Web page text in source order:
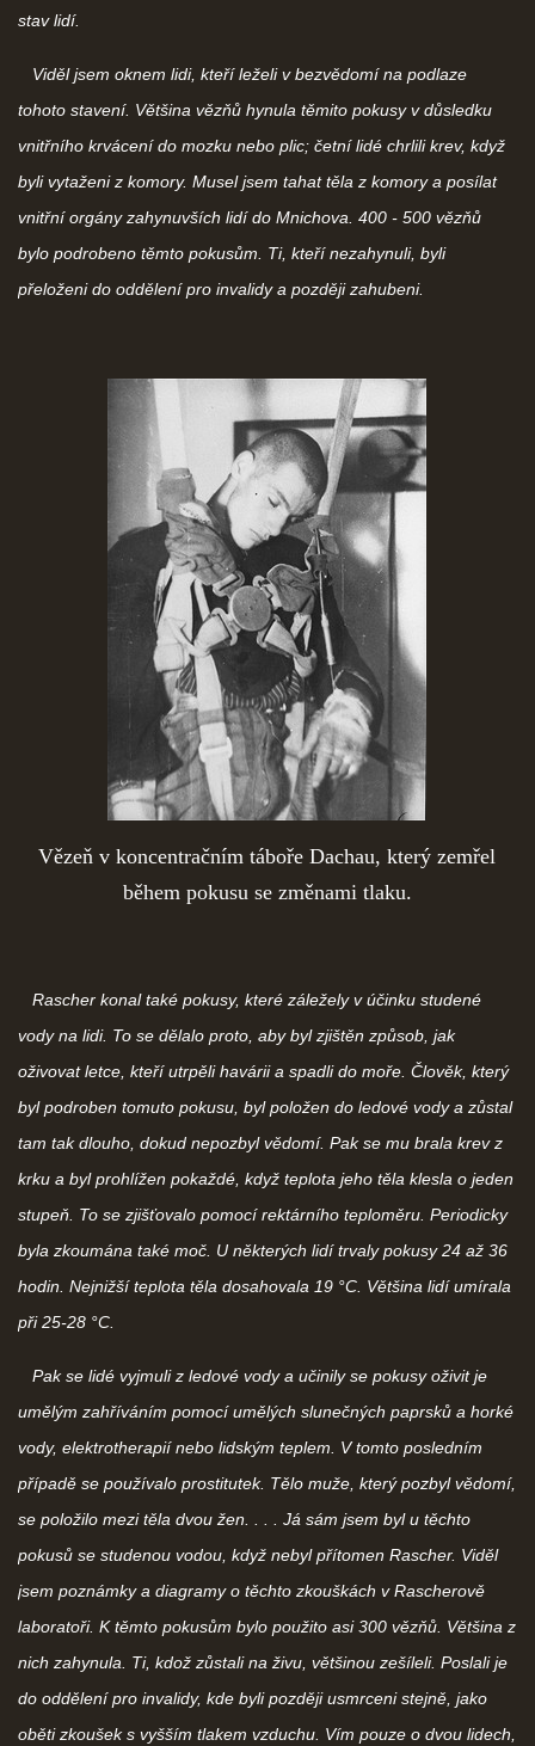
stav lidí.
Viděl jsem oknem lidi, kteří leželi v bezvědomí na podlaze
tohoto stavení. Většina vězňů hynula těmito pokusy v důsledku
vnitřního krvácení do mozku nebo plic; četní lidé chrlili krev, když
byli vytaženi z komory. Musel jsem tahat těla z komory a posílat
vnitřní orgány zahynuvších lidí do Mnichova. 400 - 500 vězňů
bylo podrobeno těmto pokusům. Ti, kteří nezahynuli, byli
přeloženi do oddělení pro invalidy a později zahubeni.
Vězeň v koncentračním táboře Dachau, který zemřel
během pokusu se změnami tlaku.
Rascher konal také pokusy, které záležely v účinku studené
vody na lidi. To se dělalo proto, aby byl zjištěn způsob, jak
oživovat letce, kteří utrpěli havárii a spadli do moře. Člověk, který
byl podroben tomuto pokusu, byl položen do ledové vody a zůstal
tam tak dlouho, dokud nepozbyl vědomí. Pak se mu brala krev z
krku a byl prohlížen pokaždé, když teplota jeho těla klesla o jeden
stupeň. To se zjišťovalo pomocí rektárního teploměru. Periodicky
byla zkoumána také moč. U některých lidí trvaly pokusy 24 až 36
hodin. Nejnižší teplota těla dosahovala 19 °C. Většina lidí umírala
při 25-28 °C.
Pak se lidé vyjmuli z ledové vody a učinily se pokusy oživit je
umělým zahříváním pomocí umělých slunečných paprsků a horké
vody, elektrotherapií nebo lidským teplem. V tomto posledním
případě se používalo prostitutek. Tělo muže, který pozbyl vědomí,
se položilo mezi těla dvou žen. . . . Já sám jsem byl u těchto
pokusů se studenou vodou, když nebyl přítomen Rascher. Viděl
jsem poznámky a diagramy o těchto zkouškách v Rascherově
laboratoři. K těmto pokusům bylo použito asi 300 vězňů. Většina z
nich zahynula. Ti, kdož zůstali na živu, většinou zešíleli. Poslali je
do oddělení pro invalidy, kde byli později usmrceni stejně, jako
oběti zkoušek s vyšším tlakem vzduchu. Vím pouze o dvou lidech,